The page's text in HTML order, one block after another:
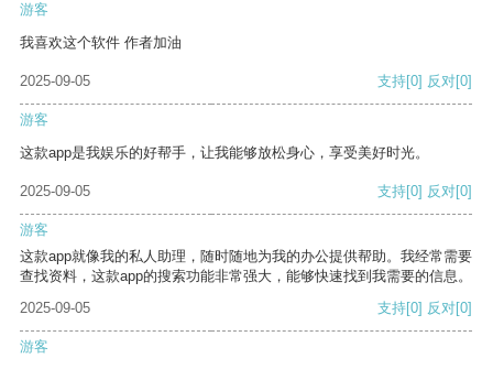
游客
我喜欢这个软件 作者加油
2025-09-05 支持[0] 反对[0]
游客
这款app是我娱乐的好帮手，让我能够放松身心，享受美好时光。
2025-09-05 支持[0] 反对[0]
游客
这款app就像我的私人助理，随时随地为我的办公提供帮助。我经常需要
查找资料，这款app的搜索功能非常强大，能够快速找到我需要的信息。
2025-09-05
支持[0] 反对[0]
游客